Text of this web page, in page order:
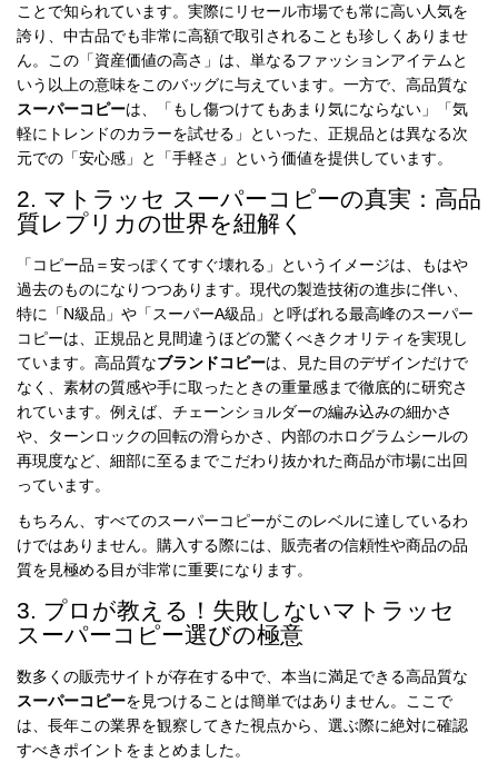
ことで知られています。実際にリセール市場でも常に高い人気を
誇り、中古品でも非常に高額で取引されることも珍しくありませ
ん。この「資産価値の高さ」は、単なるファッションアイテムと
いう以上の意味をこのバッグに与えています。一方で、高品質な
スーパーコピーは、「もし傷つけてもあまり気にならない」「気
軽にトレンドのカラーを試せる」といった、正規品とは異なる次
元での「安心感」と「手軽さ」という価値を提供しています。
2. マトラッセ スーパーコピーの真実：高品
質レプリカの世界を紐解く
「コピー品＝安っぽくてすぐ壊れる」というイメージは、もはや
過去のものになりつつあります。現代の製造技術の進歩に伴い、
特に「N級品」や「スーパーA級品」と呼ばれる最高峰のスーパー
コピーは、正規品と見間違うほどの驚くべきクオリティを実現し
ています。高品質なブランドコピーは、見た目のデザインだけで
なく、素材の質感や手に取ったときの重量感まで徹底的に研究さ
れています。例えば、チェーンショルダーの編み込みの細かさ
や、ターンロックの回転の滑らかさ、内部のホログラムシールの
再現度など、細部に至るまでこだわり抜かれた商品が市場に出回
っています。
もちろん、すべてのスーパーコピーがこのレベルに達しているわ
けではありません。購入する際には、販売者の信頼性や商品の品
質を見極める目が非常に重要になります。
3. プロが教える！失敗しないマトラッセ
スーパーコピー選びの極意
数多くの販売サイトが存在する中で、本当に満足できる高品質な
スーパーコピーを見つけることは簡単ではありません。ここで
は、長年この業界を観察してきた視点から、選ぶ際に絶対に確認
すべきポイントをまとめました。